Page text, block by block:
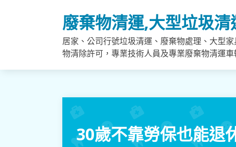
廢棄物清運,大型垃圾
居家、公司行號垃圾清運、廢棄物處理、大型
物清除許可，專業技術人員及專業廢棄物清運車
30歲不靠勞保也能退